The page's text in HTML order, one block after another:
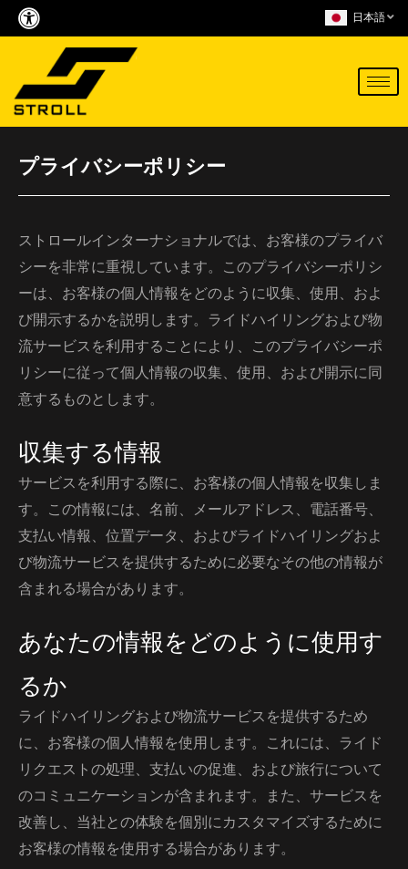
Skip
to
日本語
プライバシーポリシー
ストロールインターナショナルでは、お客様のプライバ
シーを非常に重視しています。このプライバシーポリシ
ーは、お客様の個人情報をどのように収集、使用、およ
び開示するかを説明します。ライドハイリングおよび物
流サービスを利用することにより、このプライバシーポ
リシーに従って個人情報の収集、使用、および開示に同
意するものとします。
収集する情報
サービスを利用する際に、お客様の個人情報を収集しま
す。この情報には、名前、メールアドレス、電話番号、
支払い情報、位置データ、およびライドハイリングおよ
び物流サービスを提供するために必要なその他の情報が
含まれる場合があります。
あなたの情報をどのように使用す
るか
ライドハイリングおよび物流サービスを提供するため
に、お客様の個人情報を使用します。これには、ライド
リクエストの処理、支払いの促進、および旅行について
のコミュニケーションが含まれます。また、サービスを
改善し、当社との体験を個別にカスタマイズするために
お客様の情報を使用する場合があります。